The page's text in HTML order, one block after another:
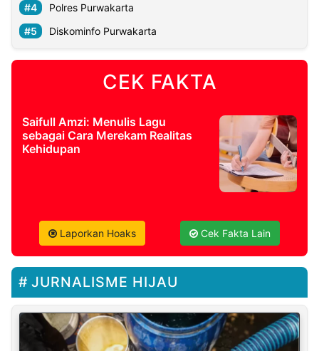
Polres Purwakarta
Diskominfo Purwakarta
CEK FAKTA
Saifull Amzi: Menulis Lagu
sebagai Cara Merekam Realitas
Kehidupan
Laporkan Hoaks Cek Fakta Lain
JURNALISME HIJAU